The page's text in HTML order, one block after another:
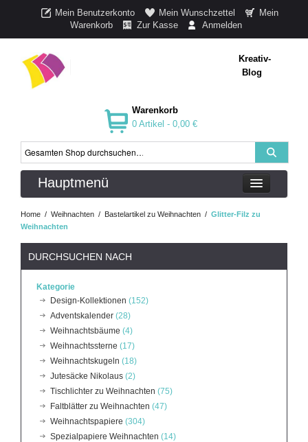
Mein Benutzerkonto Mein Wunschzettel
Mein
Warenkorb
Zur Kasse Anmelden
Kreativ-
Blog
Warenkorb
0 Artikel - 0,00 €
Hauptmenü
Home / Weihnachten / Bastelartikel zu Weihnachten / Glitter-Filz zu
Weihnachten
DURCHSUCHEN NACH
Kategorie
Design-Kollektionen (152)
Adventskalender (28)
Weihnachtsbäume (4)
Weihnachtssterne (17)
Weihnachtskugeln (18)
Jutesäcke Nikolaus (2)
Tischlichter zu Weihnachten (75)
Faltblätter zu Weihnachten (47)
Weihnachtspapiere (304)
Spezialpapiere Weihnachten (14)